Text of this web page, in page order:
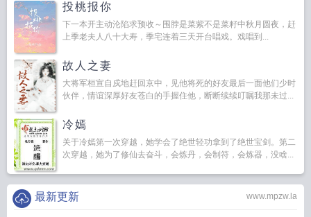
投桃报你
下一本开主动沦陷求预收～围脖是菜紫不是菜籽中秋月圆夜，赶
上季老夫人八十大寿，季宅连着三天开台唱戏。戏唱到...
故人之妻
大将军桓宣自戍地赶回京中，见他将死的好友最后一面他们少时
伙伴，情谊深厚好友苍白的手握住他，断断续续叮嘱我那未过...
冷嫣
关于冷嫣第一次穿越，她学会了绝世轻功拿到了绝世宝剑。第二
次穿越，她为了修仙去奋斗，会炼丹，会制符，会炼器，没啥...
www.mpzw.la
最新更新